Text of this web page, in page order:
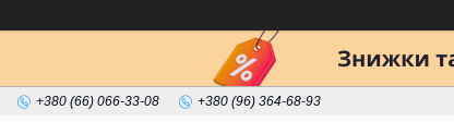
+380 (66) 066-33-08 +380 (96) 364-68-93